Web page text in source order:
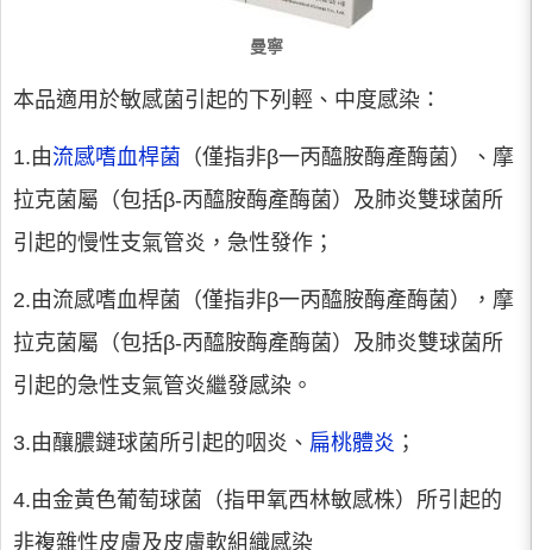
曼寧
本品適用於敏感菌引起的下列輕、中度感染：
1.由流感嗜血桿菌 （僅指非β一丙醯胺酶產酶菌）、摩
拉克菌屬（包括β-丙醯胺酶產酶菌）及肺炎雙球菌所
引起的慢性支氣管炎，急性發作；
2.由流感嗜血桿菌（僅指非β一丙醯胺酶產酶菌），摩
拉克菌屬（包括β-丙醯胺酶產酶菌）及肺炎雙球菌所
引起的急性支氣管炎繼發感染。
3.由釀膿鏈球菌所引起的咽炎、 扁桃體炎 ；
4.由金黃色葡萄球菌（指甲氧西林敏感株）所引起的
非複雜性皮膚及皮膚軟組織感染